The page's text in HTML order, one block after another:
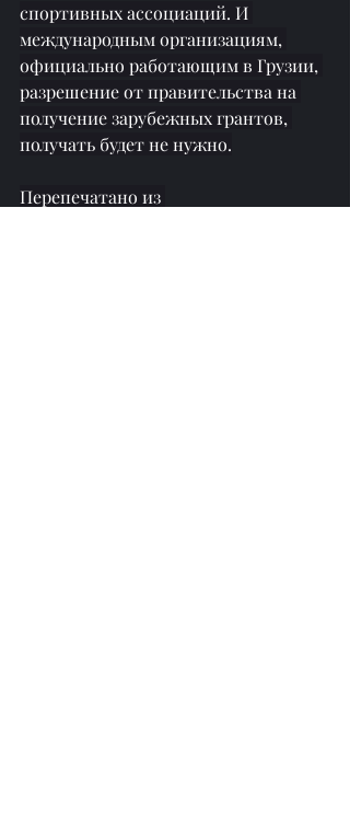
спортивных ассоциаций. И
международным организациям,
официально работающим в Грузии,
разрешение от правительства на
получение зарубежных грантов,
получать будет не нужно.
Перепечатано из